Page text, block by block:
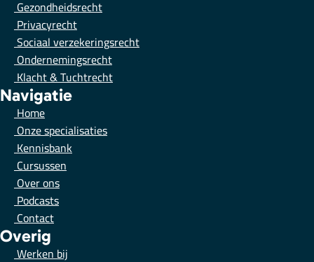
Gezondheidsrecht
Privacyrecht
Sociaal verzekeringsrecht
Ondernemingsrecht
Klacht & Tuchtrecht
Navigatie
Home
Onze specialisaties
Kennisbank
Cursussen
Over ons
Podcasts
Contact
Overig
Werken bij